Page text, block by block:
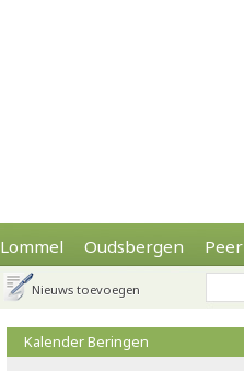
Lommel Oudsbergen Peer
Nieuws toevoegen
Kalender Beringen